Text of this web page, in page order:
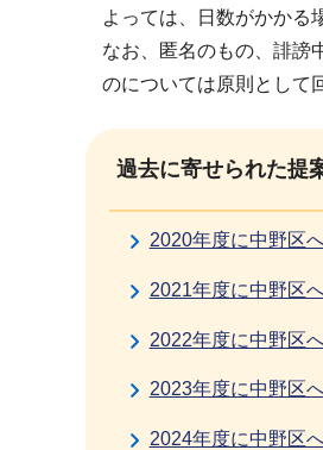
よっては、日数がかかる
なお、匿名のもの、誹謗
のについては原則として
過去に寄せられた提
2020年度に中野区
2021年度に中野区
2022年度に中野区
2023年度に中野区
2024年度に中野区